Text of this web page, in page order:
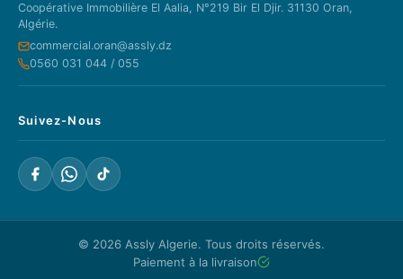
Coopérative Immobilière El Aalia, N°219 Bir El Djir. 31130 Oran,
Algérie.
commercial.oran@assly.dz
0560 031 044 / 055
Suivez-Nous
© 2026 Assly Algerie. Tous droits réservés.
Paiement à la livraison